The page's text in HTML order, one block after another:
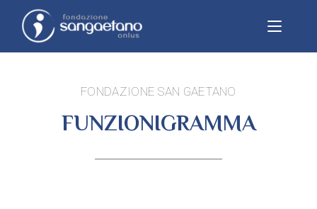
FONDAZIONE SAN GAETANO
FUNZIONIGRAMMA